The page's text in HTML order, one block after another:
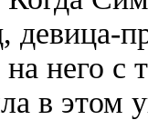
девица-
него с
в этом